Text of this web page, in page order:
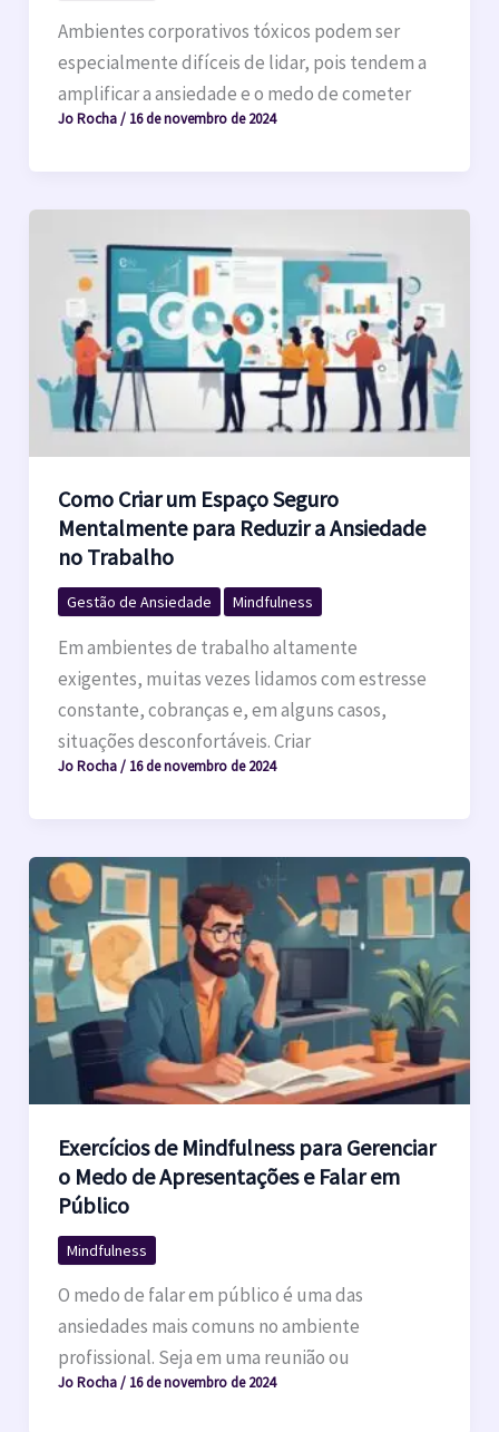
Ambientes corporativos tóxicos podem ser
especialmente difíceis de lidar, pois tendem a
amplificar a ansiedade e o medo de cometer
Jo Rocha/ 16 de novembro de 2024
Como Criar um Espaço Seguro
Mentalmente para Reduzir a Ansiedade
no Trabalho
Gestão de Ansiedade Mindfulness
Em ambientes de trabalho altamente
exigentes, muitas vezes lidamos com estresse
constante, cobranças e, em alguns casos,
situações desconfortáveis. Criar
Jo Rocha/ 16 de novembro de 2024
Exercícios de Mindfulness para Gerenciar
o Medo de Apresentações e Falar em
Público
Mindfulness
O medo de falar em público é uma das
ansiedades mais comuns no ambiente
profissional. Seja em uma reunião ou
Jo Rocha/ 16 de novembro de 2024